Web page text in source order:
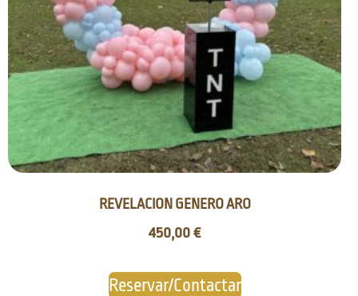
REVELACION GENERO ARO
450,00€
Reservar/Contactar